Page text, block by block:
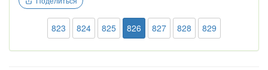
823 824 825 826 827 828 829